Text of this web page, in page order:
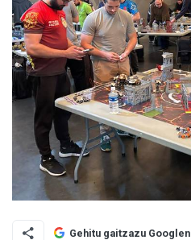
Gehitu gaitzazu Googlen